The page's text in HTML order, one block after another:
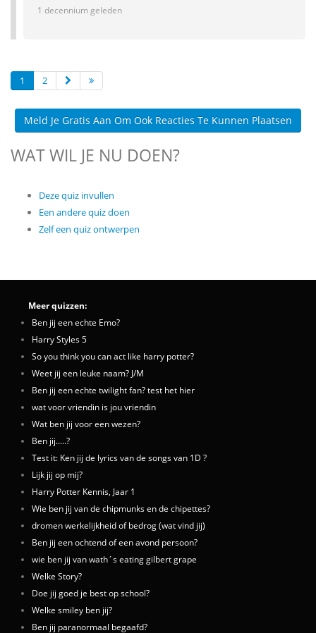
1 decennium geleden
1 2
Meld Je Gratis Aan Om Ook Reacties Te Kunnen Plaatsen
WAT WIL JE NU DOEN?
Deze quiz invullen
Een andere quiz doen
Zelf een quiz ontwerpen
Meer quizzen:
Ben jij een echte Emo?
Harry Styles 5
So you think you can act like harry potter?
Weet jij een leuke naam? J/M
Ben jij een echte twilight fan? test het hier
wat voor vriendin is jou vriendin
Wat ben jij voor een wezen?
Ben jij.....?
Test it: Ken jij de lyrics van de songs van 1D ?
Lijk jij op mij?
Harry Potter Kennis, Jaar 1
Wie ben jij van de chipmunks en de chipettes?
dromen werkelijkheid of bedrog (wat vind jij)
Ben jij een ochtend of een avond persoon?
wie ben jij van wath´s eating gilbert grape
Welke Story?
Doe jij goed je best op school?
Welke smiley ben jij?
Ben jij paranormaal begaafd?